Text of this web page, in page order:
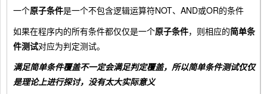
一个原子条件是一个不包含逻辑运算符NOT、AND或OR的条件
如果在程序内的所有条件都仅仅是一个原子条件，则相应的简单条
件测试对应为判定测试。
满足简单条件覆盖不一定会满足判定覆盖，所以简单条件测试仅仅
是理论上进行探讨，没有太大实际意义